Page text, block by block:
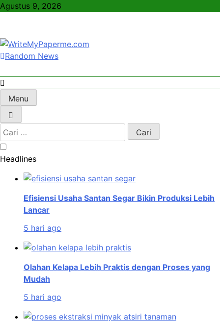
Skip
Agustus 9, 2026
WriteMyPaperme.com
Random News
Menu
Cari
untuk:
Headlines
Efisiensi Usaha Santan Segar Bikin Produksi Lebih
Lancar
5 hari ago
Olahan Kelapa Lebih Praktis dengan Proses yang
Mudah
5 hari ago